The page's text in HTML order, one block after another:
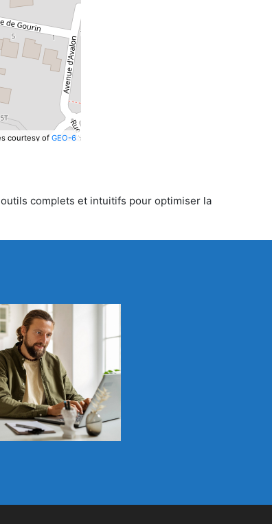
courtesy of GEO-6
complets et intuitifs pour optimiser la